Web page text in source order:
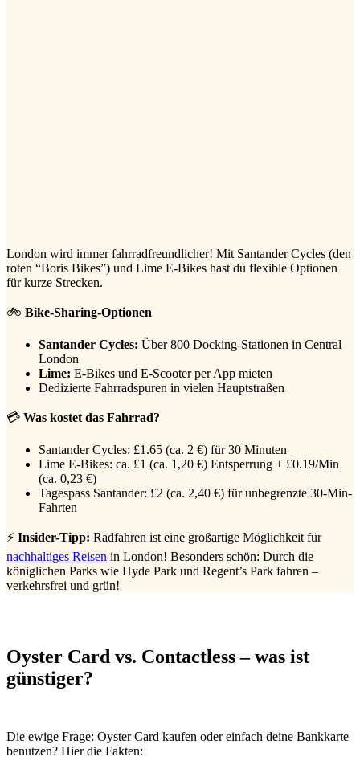
London wird immer fahrradfreundlicher! Mit Santander Cycles (den
roten “Boris Bikes”) und Lime E-Bikes hast du flexible Optionen
für kurze Strecken.
🚲 Bike-Sharing-Optionen
Santander Cycles: Über 800 Docking-Stationen in Central
London
Lime: E-Bikes und E-Scooter per App mieten
Dedizierte Fahrradspuren in vielen Hauptstraßen
💳 Was kostet das Fahrrad?
Santander Cycles: £1.65 (ca. 2 €) für 30 Minuten
Lime E-Bikes: ca. £1 (ca. 1,20 €) Entsperrung + £0.19/Min
(ca. 0,23 €)
Tagespass Santander: £2 (ca. 2,40 €) für unbegrenzte 30-Min-
Fahrten
⚡ Insider-Tipp: Radfahren ist eine großartige Möglichkeit für
nachhaltiges Reisen in London! Besonders schön: Durch die
königlichen Parks wie Hyde Park und Regent’s Park fahren –
verkehrsfrei und grün!
Oyster Card vs. Contactless – was ist
günstiger?
Die ewige Frage: Oyster Card kaufen oder einfach deine Bankkarte
benutzen? Hier die Fakten: